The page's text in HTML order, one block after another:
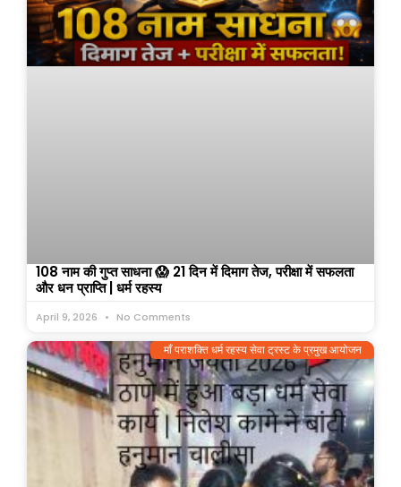
108 नाम की गुप्त साधना 😱 21 दिन में दिमाग तेज, परीक्षा में सफलता
और धन प्राप्ति | धर्म रहस्य
April 9, 2026 No Comments
माँ पराशक्ति धर्म रहस्य सेवा ट्रस्ट के प्रमुख आयोजन